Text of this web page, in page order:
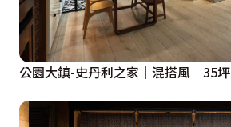
公園大鎮-史丹利之家│混搭風│35坪